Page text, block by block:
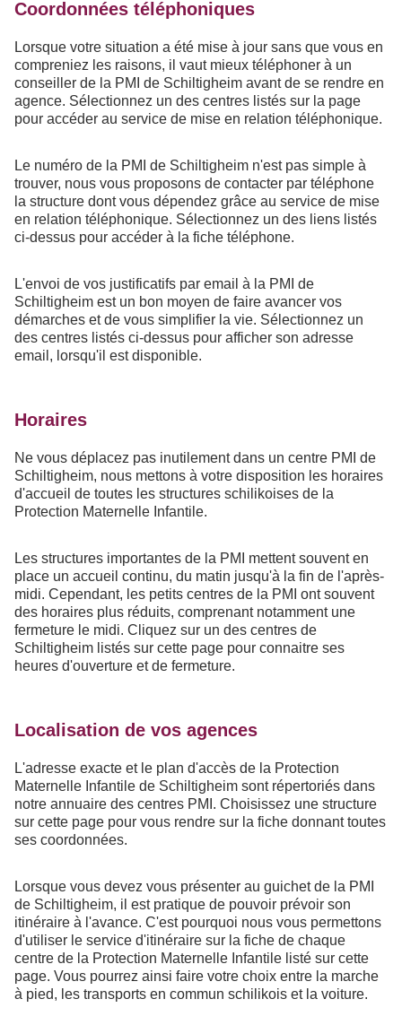
Coordonnées téléphoniques
Lorsque votre situation a été mise à jour sans que vous en
compreniez les raisons, il vaut mieux téléphoner à un
conseiller de la PMI de Schiltigheim avant de se rendre en
agence. Sélectionnez un des centres listés sur la page
pour accéder au service de mise en relation téléphonique.
Le numéro de la PMI de Schiltigheim n'est pas simple à
trouver, nous vous proposons de contacter par téléphone
la structure dont vous dépendez grâce au service de mise
en relation téléphonique. Sélectionnez un des liens listés
ci-dessus pour accéder à la fiche téléphone.
L'envoi de vos justificatifs par email à la PMI de
Schiltigheim est un bon moyen de faire avancer vos
démarches et de vous simplifier la vie. Sélectionnez un
des centres listés ci-dessus pour afficher son adresse
email, lorsqu'il est disponible.
Horaires
Ne vous déplacez pas inutilement dans un centre PMI de
Schiltigheim, nous mettons à votre disposition les horaires
d'accueil de toutes les structures schilikoises de la
Protection Maternelle Infantile.
Les structures importantes de la PMI mettent souvent en
place un accueil continu, du matin jusqu'à la fin de l'après-
midi. Cependant, les petits centres de la PMI ont souvent
des horaires plus réduits, comprenant notamment une
fermeture le midi. Cliquez sur un des centres de
Schiltigheim listés sur cette page pour connaitre ses
heures d'ouverture et de fermeture.
Localisation de vos agences
L'adresse exacte et le plan d'accès de la Protection
Maternelle Infantile de Schiltigheim sont répertoriés dans
notre annuaire des centres PMI. Choisissez une structure
sur cette page pour vous rendre sur la fiche donnant toutes
ses coordonnées.
Lorsque vous devez vous présenter au guichet de la PMI
de Schiltigheim, il est pratique de pouvoir prévoir son
itinéraire à l'avance. C'est pourquoi nous vous permettons
d'utiliser le service d'itinéraire sur la fiche de chaque
centre de la Protection Maternelle Infantile listé sur cette
page. Vous pourrez ainsi faire votre choix entre la marche
à pied, les transports en commun schilikois et la voiture.